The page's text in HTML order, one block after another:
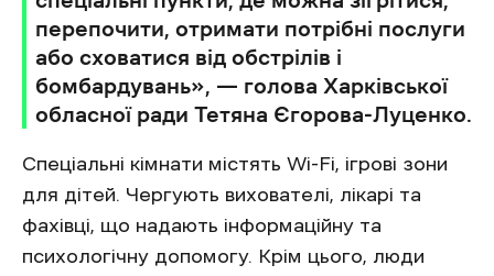
перепочити, отримати потрібні послуги
або сховатися від обстрілів і
бомбардувань», — голова Харківської
обласної ради Тетяна Єгорова-Луценко.
Спеціальні кімнати містять Wi-Fi, ігрові зони
для дітей. Чергують вихователі, лікарі та
фахівці, що надають інформаційну та
психологічну допомогу. Крім цього, люди